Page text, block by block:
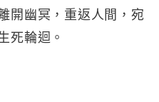
開幽冥，重返人間，宛
死輪迴。